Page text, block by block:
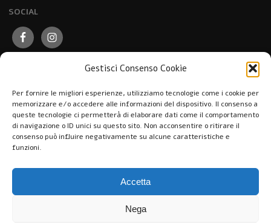
Gestisci Consenso Cookie
Per fornire le migliori esperienze, utilizziamo tecnologie come i cookie per
memorizzare e/o accedere alle informazioni del dispositivo. Il consenso a
queste tecnologie ci permetterà di elaborare dati come il comportamento
di navigazione o ID unici su questo sito. Non acconsentire o ritirare il
consenso può influire negativamente su alcune caratteristiche e
funzioni.
Accetta
Nega
SOCIAL